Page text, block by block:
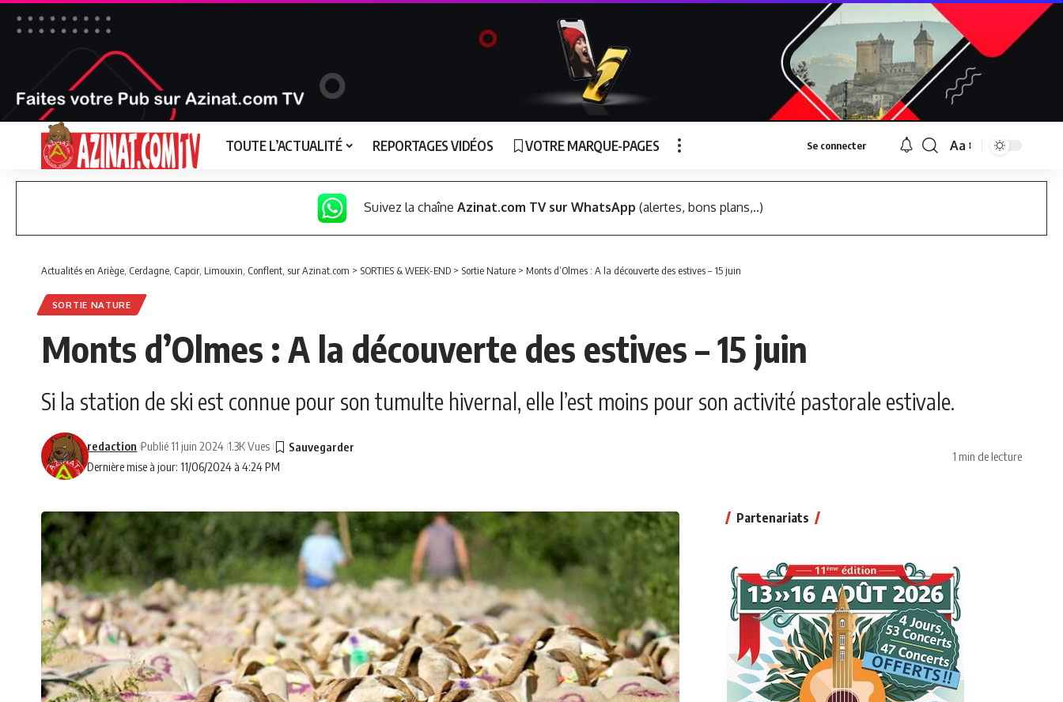
TOUTE L’ACTUALITÉ REPORTAGES VIDÉOS VOTRE MARQUE-PAGES Se connecter
Font
Aa
Suivez la chaîne Azinat.com TV sur WhatsApp (alertes, bons plans,..)
Actualités en Ariège, Cerdagne, Capcir, Limouxin, Conflent, sur Azinat.com > SORTIES & WEEK-END > Sortie Nature > Monts d’Olmes : A la découverte des estives – 15 juin
SORTIE NATURE
Monts d’Olmes : A la découverte des estives – 15 juin
Si la station de ski est connue pour son tumulte hivernal, elle l’est moins pour son activité pastorale estivale.
Dernière mise à jour: 11/06/2024 à 4:24 PM
redaction Publié 11 juin 2024 1.3K Vues
1 min de lecture
Partenariats